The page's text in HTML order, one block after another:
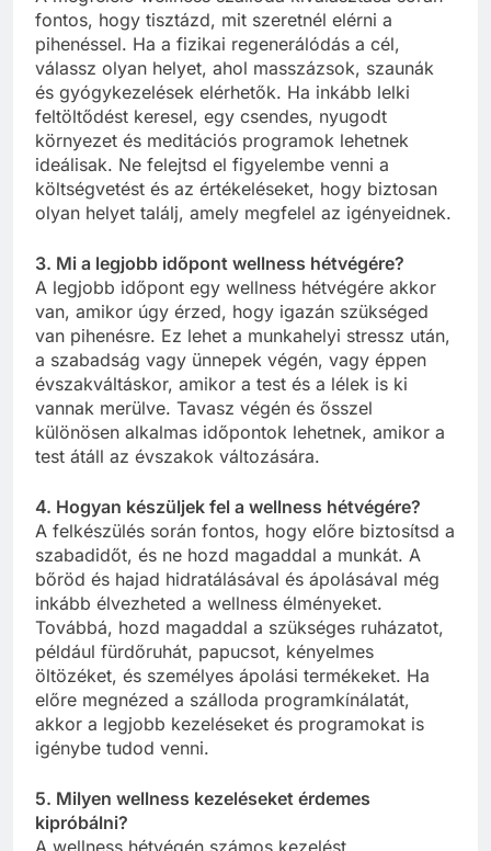
fontos, hogy tisztázd, mit szeretnél elérni a
pihenéssel. Ha a fizikai regenerálódás a cél,
válassz olyan helyet, ahol masszázsok, szaunák
és gyógykezelések elérhetők. Ha inkább lelki
feltöltődést keresel, egy csendes, nyugodt
környezet és meditációs programok lehetnek
ideálisak. Ne felejtsd el figyelembe venni a
költségvetést és az értékeléseket, hogy biztosan
olyan helyet találj, amely megfelel az igényeidnek.
3. Mi a legjobb időpont wellness hétvégére?
A legjobb időpont egy wellness hétvégére akkor
van, amikor úgy érzed, hogy igazán szükséged
van pihenésre. Ez lehet a munkahelyi stressz után,
a szabadság vagy ünnepek végén, vagy éppen
évszakváltáskor, amikor a test és a lélek is ki
vannak merülve. Tavasz végén és ősszel
különösen alkalmas időpontok lehetnek, amikor a
test átáll az évszakok változására.
4. Hogyan készüljek fel a wellness hétvégére?
A felkészülés során fontos, hogy előre biztosítsd a
szabadidőt, és ne hozd magaddal a munkát. A
bőröd és hajad hidratálásával és ápolásával még
inkább élvezheted a wellness élményeket.
Továbbá, hozd magaddal a szükséges ruházatot,
például fürdőruhát, papucsot, kényelmes
öltözéket, és személyes ápolási termékeket. Ha
előre megnézed a szálloda programkínálatát,
akkor a legjobb kezeléseket és programokat is
igénybe tudod venni.
5. Milyen wellness kezeléseket érdemes
kipróbálni?
A wellness hétvégén számos kezelést